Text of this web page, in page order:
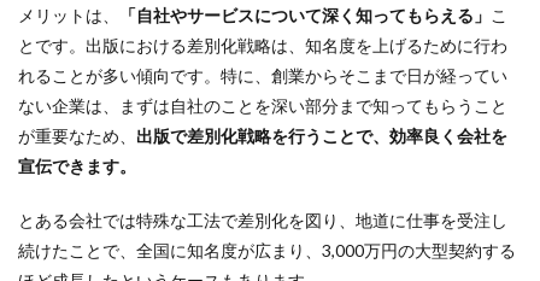
メリットは、
「自社やサービスについて深く知ってもらえる」 こ
とです。出版における差別化戦略は、知名度を上げるために行わ
れることが多い傾向です。特に、創業からそこまで日が経ってい
ない企業は、まずは自社のことを深い部分まで知ってもらうこと
が重要なため、 出版で差別化戦略を行うことで、効率良く会社を
宣伝できます。
とある会社では特殊な工法で差別化を図り、地道に仕事を受注し
続けたことで、全国に知名度が広まり、3,000万円の大型契約する